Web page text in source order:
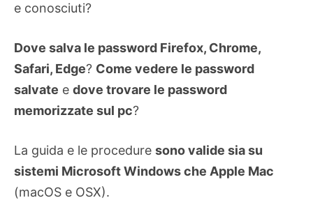
e conosciuti?
Dove salva le password Firefox, Chrome,
Safari, Edge? Come vedere le password
salvate e dove trovare le password
memorizzate sul pc?
La guida e le procedure sono valide sia su
sistemi Microsoft Windows che Apple Mac
(macOS e OSX).